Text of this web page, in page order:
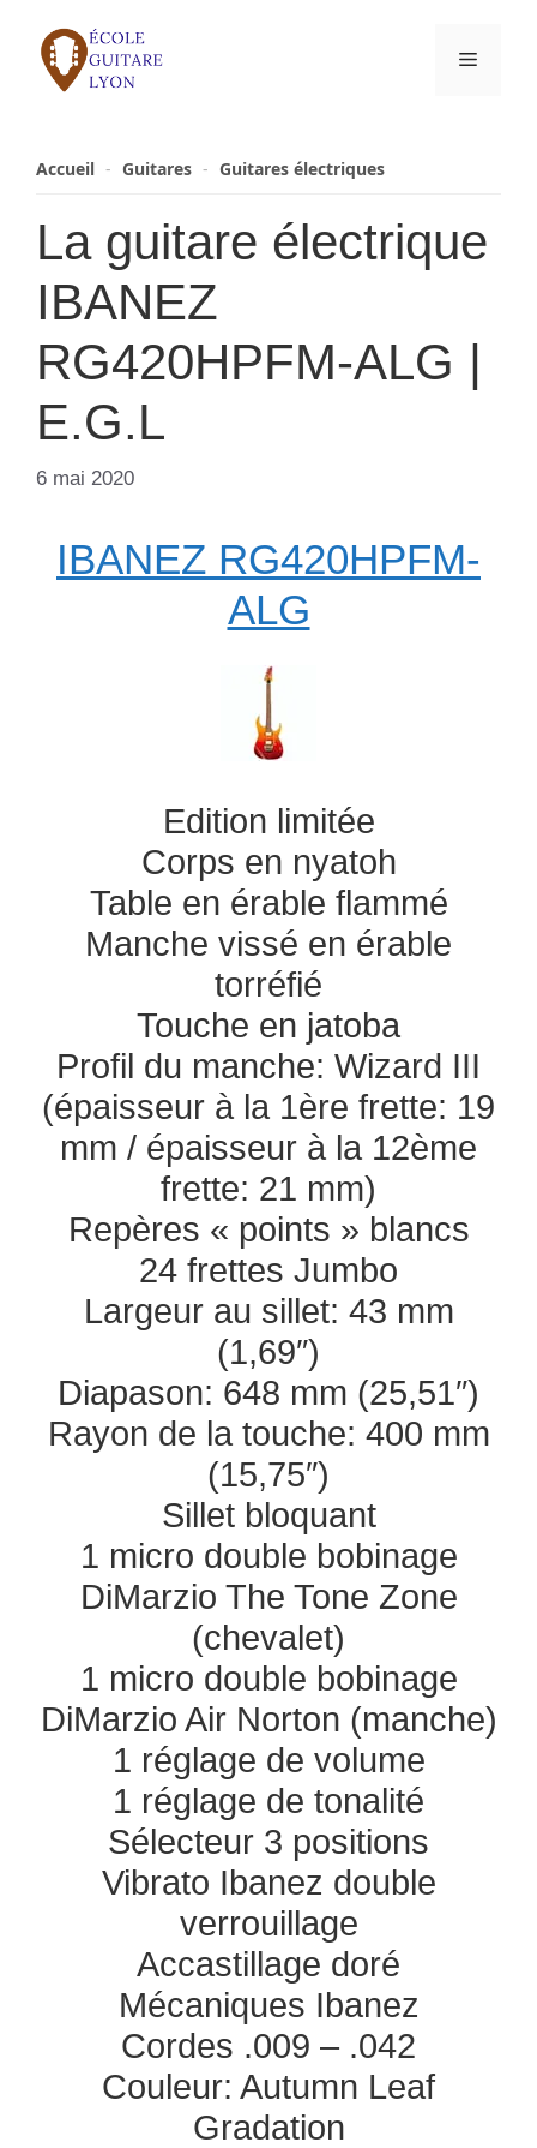
contenu
Menu
Accueil - Guitares - Guitares électriques
La guitare électrique
IBANEZ
RG420HPFM-ALG |
E.G.L
6 mai 2020
IBANEZ RG420HPFM-
ALG
Edition limitée
Corps en nyatoh
Table en érable flammé
Manche vissé en érable
torréfié
Touche en jatoba
Profil du manche: Wizard III
(épaisseur à la 1ère frette: 19
mm / épaisseur à la 12ème
frette: 21 mm)
Repères « points » blancs
24 frettes Jumbo
Largeur au sillet: 43 mm
(1,69″)
Diapason: 648 mm (25,51″)
Rayon de la touche: 400 mm
(15,75″)
Sillet bloquant
1 micro double bobinage
DiMarzio The Tone Zone
(chevalet)
1 micro double bobinage
DiMarzio Air Norton (manche)
1 réglage de volume
1 réglage de tonalité
Sélecteur 3 positions
Vibrato Ibanez double
verrouillage
Accastillage doré
Mécaniques Ibanez
Cordes .009 – .042
Couleur: Autumn Leaf
Gradation